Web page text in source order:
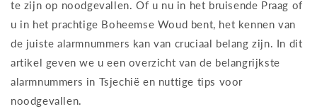
te zijn op noodgevallen. Of u nu in het bruisende Praag of
u in het prachtige Boheemse Woud bent, het kennen van
de juiste alarmnummers kan van cruciaal belang zijn. In dit
artikel geven we u een overzicht van de belangrijkste
alarmnummers in Tsjechië en nuttige tips voor
noodgevallen.